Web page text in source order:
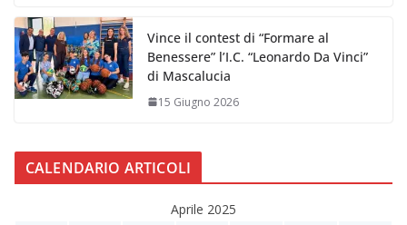
Vince il contest di “Formare al
Benessere” l’I.C. “Leonardo Da Vinci”
di Mascalucia
15 Giugno 2026
CALENDARIO ARTICOLI
Aprile 2025